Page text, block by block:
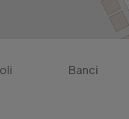
Banci